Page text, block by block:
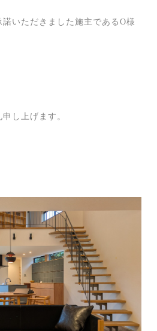
いただきました施主であるO様
し上げます。